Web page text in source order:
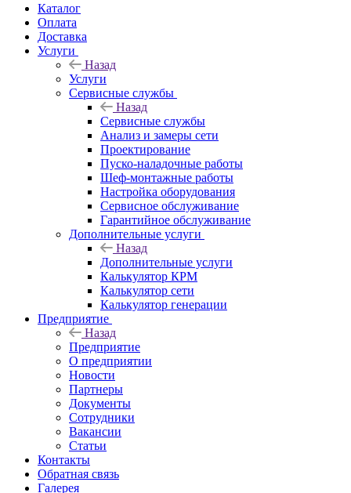
Каталог
Оплата
Доставка
Услуги
Назад
Услуги
Сервисные службы
Назад
Сервисные службы
Анализ и замеры сети
Проектирование
Пуско-наладочные работы
Шеф-монтажные работы
Настройка оборудования
Сервисное обслуживание
Гарантийное обслуживание
Дополнительные услуги
Назад
Дополнительные услуги
Калькулятор КРМ
Калькулятор сети
Калькулятор генерации
Предприятие
Назад
Предприятие
О предприятии
Новости
Партнеры
Документы
Сотрудники
Вакансии
Статьи
Контакты
Обратная связь
Галерея